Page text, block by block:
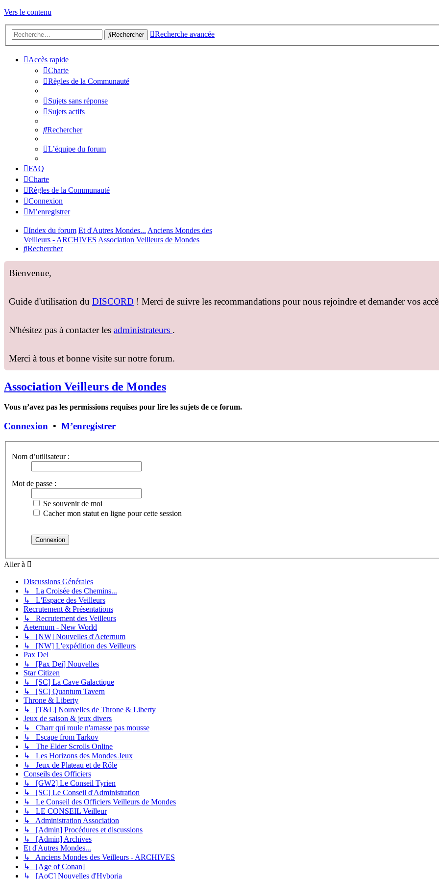
Vers le contenu
Rechercher Recherche avancée
Accès rapide
Charte
Règles de la Communauté
Sujets sans réponse
Sujets actifs
Rechercher
L’équipe du forum
FAQ
Charte
Règles de la Communauté
Connexion
M’enregistrer
Index du forum Et d'Autres Mondes... Anciens Mondes des
Veilleurs - ARCHIVES Association Veilleurs de Mondes
Rechercher
Bienvenue,
Guide d'utilisation du DISCORD ! Merci de suivre les recommandations pour nous rejoindre et demander vos
N'hésitez pas à contacter les administrateurs .
Merci à tous et bonne visite sur notre forum.
Association Veilleurs de Mondes
Vous n’avez pas les permissions requises pour lire les sujets de ce forum.
Connexion • M’enregistrer
Nom d’utilisateur :
Mot de passe :
Se souvenir de moi
Cacher mon statut en ligne pour cette session
Aller à
Discussions Générales
↳ La Croisée des Chemins...
↳ L'Espace des Veilleurs
Recrutement & Présentations
↳ Recrutement des Veilleurs
Aeternum - New World
↳ [NW] Nouvelles d'Aeternum
↳ [NW] L'expédition des Veilleurs
Pax Dei
↳ [Pax Dei] Nouvelles
Star Citizen
↳ [SC] La Cave Galactique
↳ [SC] Quantum Tavern
Throne & Liberty
↳ [T&L] Nouvelles de Throne & Liberty
Jeux de saison & jeux divers
↳ Charr qui roule n'amasse pas mousse
↳ Escape from Tarkov
↳ The Elder Scrolls Online
↳ Les Horizons des Mondes Jeux
↳ Jeux de Plateau et de Rôle
Conseils des Officiers
↳ [GW2] Le Conseil Tyrien
↳ [SC] Le Conseil d'Administration
↳ Le Conseil des Officiers Veilleurs de Mondes
↳ LE CONSEIL Veilleur
↳ Administration Association
↳ [Admin] Procédures et discussions
↳ [Admin] Archives
Et d'Autres Mondes...
↳ Anciens Mondes des Veilleurs - ARCHIVES
↳ [Age of Conan]
↳ [AoC] Nouvelles d'Hyboria